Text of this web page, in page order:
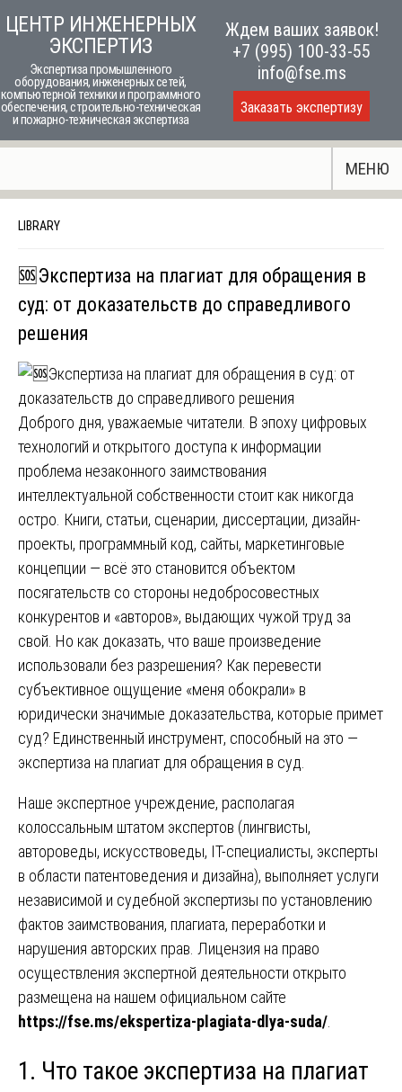
to
content
ЦЕНТР ИНЖЕНЕРНЫХ
ЭКСПЕРТИЗ
Экспертиза промышленного
оборудования, инженерных сетей,
компьютерной техники и программного
обеспечения, строительно-техническая
и пожарно-техническая экспертиза
Ждем ваших заявок!
+7 (995) 100-33-55
info@fse.ms
Заказать экспертизу
МЕНЮ
LIBRARY
🆘Экспертиза на плагиат для обращения в
суд: от доказательств до справедливого
решения
Доброго дня, уважаемые читатели. В эпоху цифровых
технологий и открытого доступа к информации
проблема незаконного заимствования
интеллектуальной собственности стоит как никогда
остро. Книги, статьи, сценарии, диссертации, дизайн-
проекты, программный код, сайты, маркетинговые
концепции — всё это становится объектом
посягательств со стороны недобросовестных
конкурентов и «авторов», выдающих чужой труд за
свой. Но как доказать, что ваше произведение
использовали без разрешения? Как перевести
субъективное ощущение «меня обокрали» в
юридически значимые доказательства, которые примет
суд? Единственный инструмент, способный на это —
экспертиза на плагиат для обращения в суд.
Наше экспертное учреждение, располагая
колоссальным штатом экспертов (лингвисты,
автороведы, искусствоведы, IT-специалисты, эксперты
в области патентоведения и дизайна), выполняет услуги
независимой и судебной экспертизы по установлению
фактов заимствования, плагиата, переработки и
нарушения авторских прав. Лицензия на право
осуществления экспертной деятельности открыто
размещена на нашем официальном сайте
https://fse.ms/ekspertiza-plagiata-dlya-suda/
1. Что такое экспертиза на плагиат